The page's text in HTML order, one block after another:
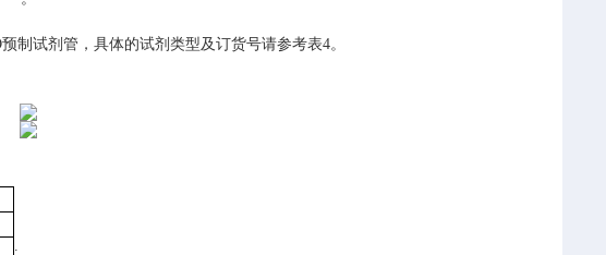
预制试剂管，具体的试剂类型及订货号请参考表4。
.